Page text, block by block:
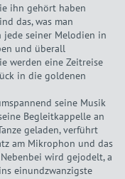
ihn gehört haben
das, was man
jede seiner Melodien in
und überall
werden eine Zeitreise
in die goldenen
seine Musik
Begleitkappelle an
geladen, verführt
am Mikrophon und das
wird gejodelt, a
einundzwanzigste